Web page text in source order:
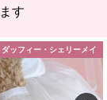
す
ダッフィー・シェリーメイ